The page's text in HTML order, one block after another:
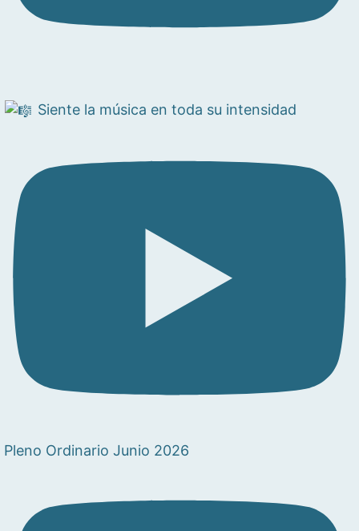
Siente la música en toda su intensidad
Pleno Ordinario Junio 2026